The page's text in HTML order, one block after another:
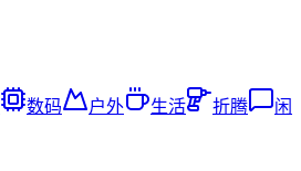
数码 户外 生活 折腾
闲